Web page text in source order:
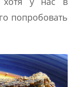
попробовать